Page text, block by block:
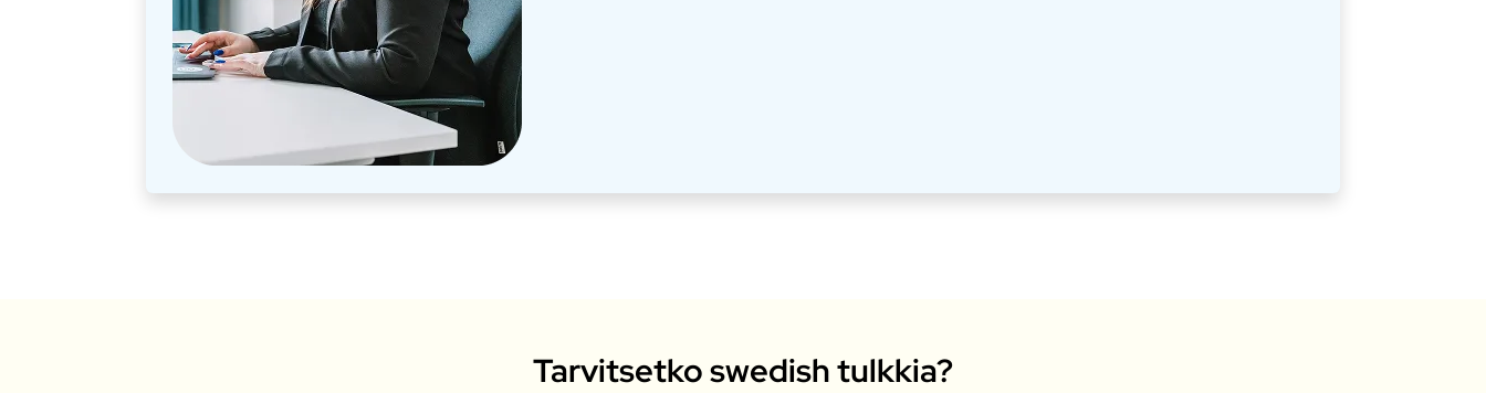
Tarvitsetko swedish tulkkia?